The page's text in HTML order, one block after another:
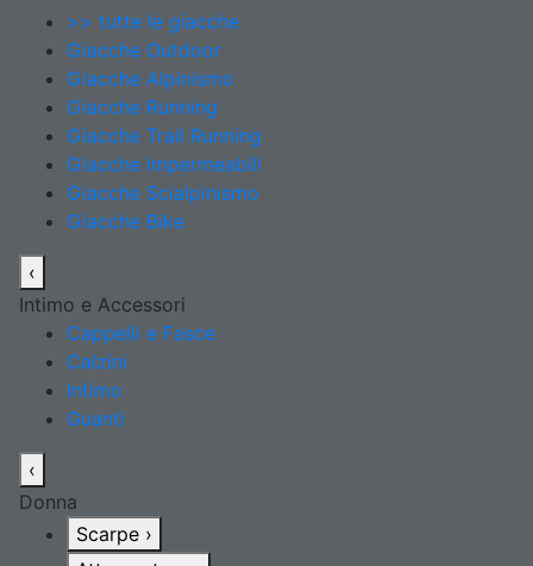
>> tutte le giacche
Giacche Outdoor
Giacche Alpinismo
Giacche Running
Giacche Trail Running
Giacche Impermeabili
Giacche Scialpinismo
Giacche Bike
‹
Intimo e Accessori
Cappelli e Fasce
Calzini
Intimo
Guanti
‹
Donna
Scarpe ›